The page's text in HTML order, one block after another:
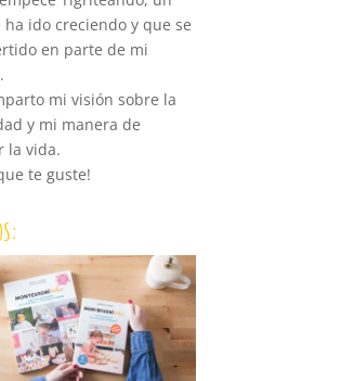
ha ido creciendo y que se
en parte de mi
mi visión sobre la
y mi manera de
la vida.
te guste!